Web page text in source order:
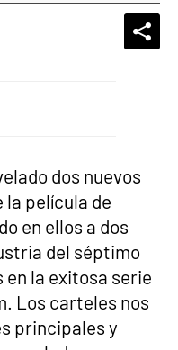
dos nuevos
película de
en ellos a dos
del séptimo
la exitosa serie
Los carteles nos
principales y